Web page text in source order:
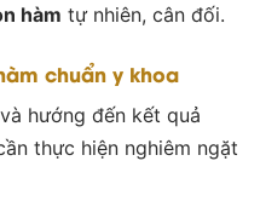
hàm tự nhiên, cân đối.
chuẩn y khoa
hướng đến kết quả
thực hiện nghiêm ngặt